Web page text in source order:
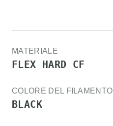
MATERIALE
FLEX HARD CF
COLORE DEL FILAMENTO
BLACK